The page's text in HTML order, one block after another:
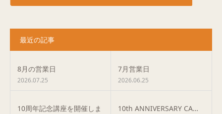
最近の記事
8月の営業日
2026.07.25
7月営業日
2026.06.25
10周年記念講座を開催しま
10th ANNIVERSARY CA…